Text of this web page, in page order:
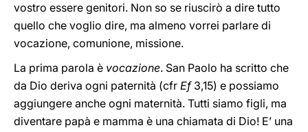
vostro essere genitori. Non so se riuscirò a dire tutto
quello che voglio dire, ma almeno vorrei parlare di
vocazione, comunione, missione.
La prima parola è vocazione. San Paolo ha scritto che
da Dio deriva ogni paternità (cfr Ef3,15) e possiamo
aggiungere anche ogni maternità. Tutti siamo figli, ma
diventare papà e mamma è una chiamata di Dio! E’ una